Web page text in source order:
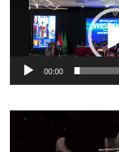
Video
00:00
Pemutar